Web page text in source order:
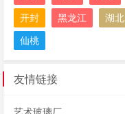
开封 黑龙江 湖北
仙桃
友情链接
艺术玻璃厂